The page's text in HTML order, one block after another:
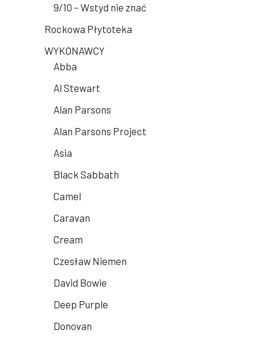
9/10 – Wstyd nie znać
Rockowa Płytoteka
WYKONAWCY
Abba
Al Stewart
Alan Parsons
Alan Parsons Project
Asia
Black Sabbath
Camel
Caravan
Cream
Czesław Niemen
David Bowie
Deep Purple
Donovan